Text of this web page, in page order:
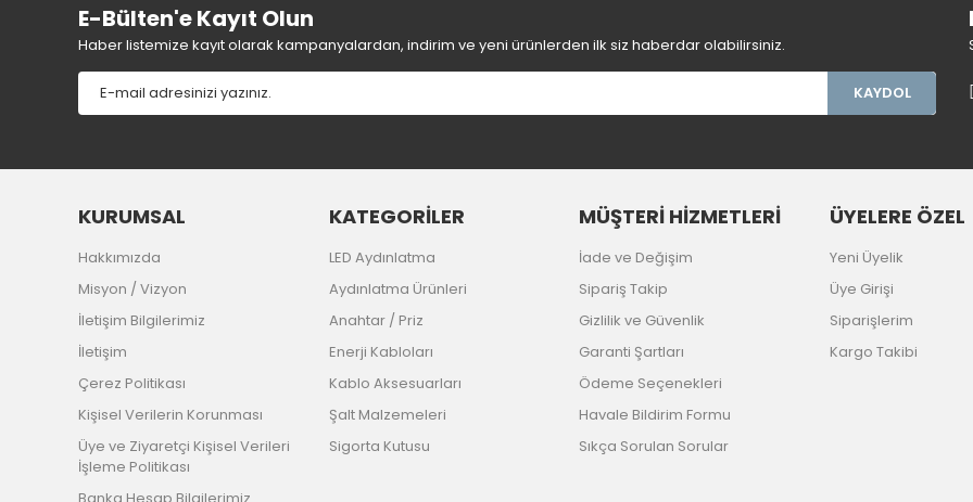
E-Bülten'e Kayıt Olun
Haber listemize kayıt olarak kampanyalardan, indirim ve yeni ürünlerden ilk siz haberdar olabilirsiniz.
KAYDOL
KURUMSAL
Hakkımızda
Misyon / Vizyon
İletişim Bilgilerimiz
İletişim
Çerez Politikası
Kişisel Verilerin Korunması
Üye ve Ziyaretçi Kişisel Verileri
İşleme Politikası
Banka Hesap Bilgilerimiz
KATEGORİLER
LED Aydınlatma
Aydınlatma Ürünleri
Anahtar / Priz
Enerji Kabloları
Kablo Aksesuarları
Şalt Malzemeleri
Sigorta Kutusu
MÜŞTERİ HİZMETLERİ
İade ve Değişim
Sipariş Takip
Gizlilik ve Güvenlik
Garanti Şartları
Ödeme Seçenekleri
Havale Bildirim Formu
Sıkça Sorulan Sorular
ÜYELERE ÖZEL
Yeni Üyelik
Üye Girişi
Siparişlerim
Kargo Takibi